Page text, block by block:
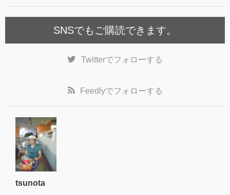
SNSでもご購読できます。
Twitterでフォローする
Feedlyでフォローする
tsunota